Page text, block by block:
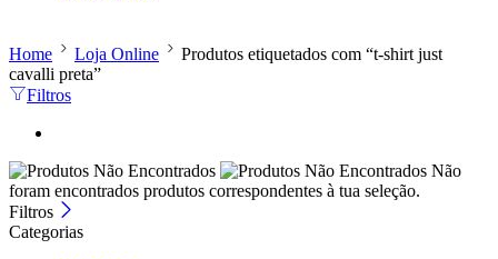
Home Loja Online
Produtos etiquetados com “t-shirt just
cavalli preta”
Filtros
Não
foram encontrados produtos correspondentes à tua seleção.
Filtros
Categorias